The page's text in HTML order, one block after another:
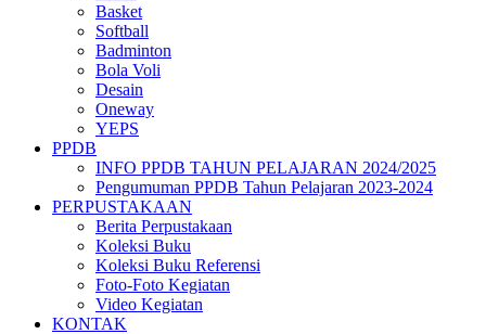
Basket
Softball
Badminton
Bola Voli
Desain
Oneway
YEPS
PPDB
INFO PPDB TAHUN PELAJARAN 2024/2025
Pengumuman PPDB Tahun Pelajaran 2023-2024
PERPUSTAKAAN
Berita Perpustakaan
Koleksi Buku
Koleksi Buku Referensi
Foto-Foto Kegiatan
Video Kegiatan
KONTAK